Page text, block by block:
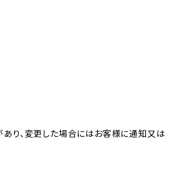
り、変更した場合にはお客様に通知又は